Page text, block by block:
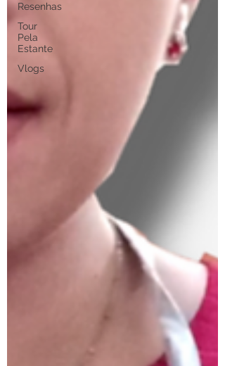
Resenhas
Tour
Pela
Estante
Vlogs